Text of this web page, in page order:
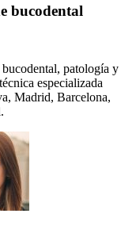
bucodental
patología y
especializada
Madrid, Barcelona,